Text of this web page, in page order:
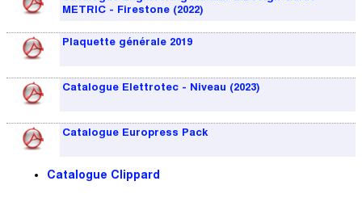
METRIC - Firestone (2022)
Plaquette générale 2019
Catalogue Elettrotec - Niveau (2023)
Catalogue Europress Pack
Catalogue Clippard